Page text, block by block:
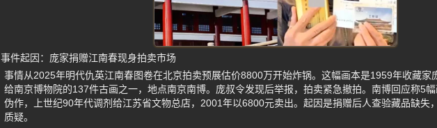
事件起因：庞家捐赠江南春现身拍卖市场
事情从2025年明代仇英江南春图卷在北京拍卖预展估价8800万开始炸锅。这幅画本是1959年收藏家
给南京博物院的137件古画之一，地点南京南博。庞叔令发现后举报，拍卖紧急撤拍。南博回应称5
伪作，上世纪90年代调剂给江苏省文物总店，2001年以6800元卖出。起因是捐赠后人查验藏品缺失
质疑。